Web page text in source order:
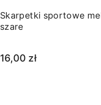
Skarpetki sportowe
szare
16,00 zł